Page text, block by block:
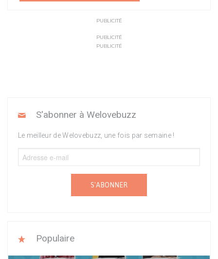
PUBLICITÉ
PUBLICITÉ
PUBLICITÉ
S'abonner à Welovebuzz
Le meilleur de Welovebuzz, une fois par semaine !
S'ABONNER
Populaire